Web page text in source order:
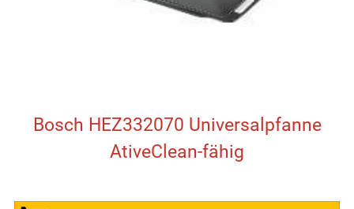
Bosch HEZ332070 Universalpfanne
AtiveClean-fähig